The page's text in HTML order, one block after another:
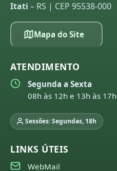
Itati – RS | CEP 95538-000
Mapa do Site
ATENDIMENTO
Segunda a Sexta
08h às 12h e 13h às 17h
Sessões: Segundas, 18h
LINKS ÚTEIS
WebMail